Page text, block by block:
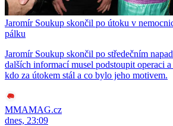
Jaromír Soukup skončil po útoku v
pálku
Jaromír Soukup skončil po středečním
dalších informací musel podstoupit operaci
kdo za útokem stál a co bylo jeho motivem.
MMAMAG.cz
dnes, 23:09